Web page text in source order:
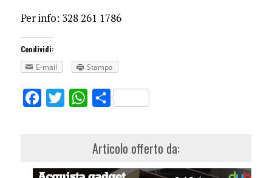
Per info: 328 261 1786
Condividi:
E-mail
Stampa
FacebookTwitterWhatsApp
Share
Articolo offerto da: